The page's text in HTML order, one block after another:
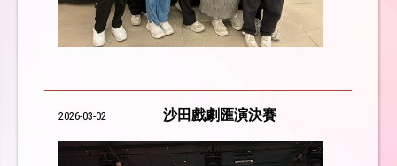
2026-03-02 沙田戲劇匯演決賽